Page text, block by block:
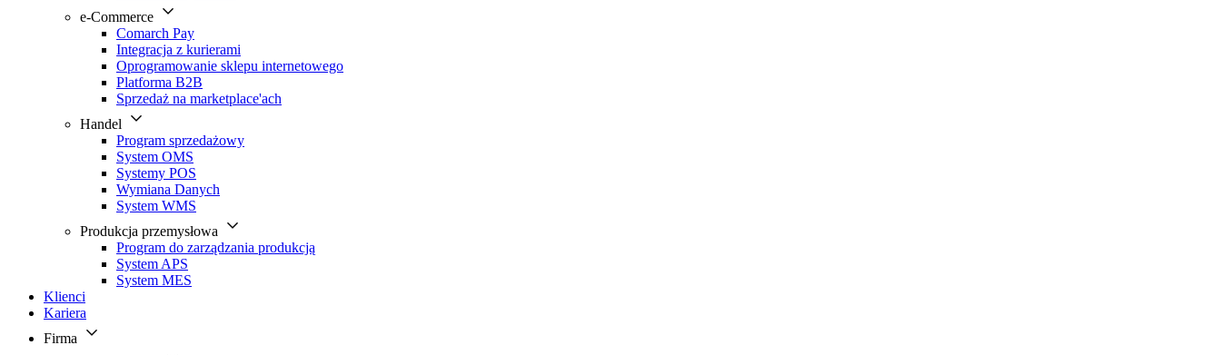
e-Commerce
Comarch Pay
Integracja z kurierami
Oprogramowanie sklepu internetowego
Platforma B2B
Sprzedaż na marketplace'ach
Handel
Program sprzedażowy
System OMS
Systemy POS
Wymiana Danych
System WMS
Produkcja przemysłowa
Program do zarządzania produkcją
System APS
System MES
Klienci
Kariera
Firma